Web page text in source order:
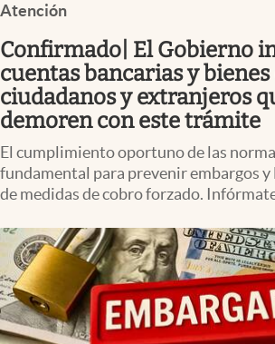
Espiritual
Streaming
Lifestyle
Atención
Confirmado| El Gobierno
cuentas bancarias y
ciudadanos y extranjeros
demoren con este trámite
El cumplimiento oportuno de las
fundamental para prevenir embargos
de medidas de cobro forzado.